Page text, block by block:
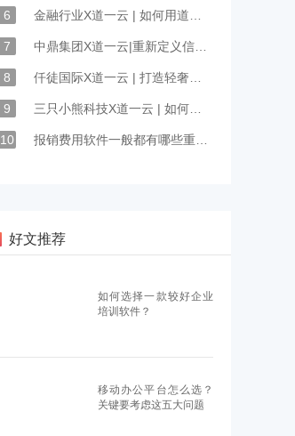
6 金融行业X道一云 | 如何用道一云实现效率翻倍？
7 中鼎集团X道一云|重新定义信息化财务管理
8 仟徒国际X道一云 | 打造轻奢男装品牌的智能办公体系
9 三只小熊科技X道一云 | 如何利用道一云平台实现多地协同办公
10 报销费用软件一般都有哪些重要功能？
好文推荐
如何选择一款较好企业
培训软件？
移动办公平台怎么选？
关键要考虑这五大问题